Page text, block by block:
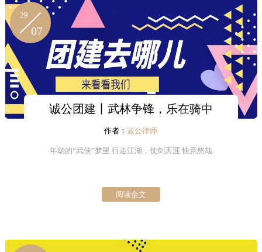
29
07
诚公团建丨武林争锋，乐在骑中
作者：诚公律师
年幼的“武侠”梦里 行走江湖，仗剑天涯 快意悠哉
阅读全文